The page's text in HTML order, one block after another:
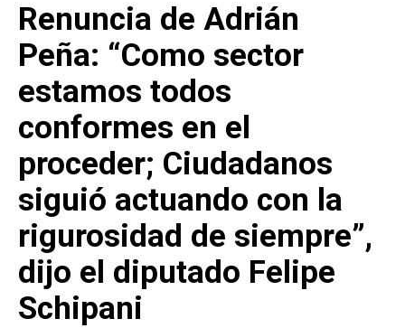
Renuncia de Adrián
Peña: “Como sector
estamos todos
conformes en el
proceder; Ciudadanos
siguió actuando con la
rigurosidad de siempre”,
dijo el diputado Felipe
Schipani